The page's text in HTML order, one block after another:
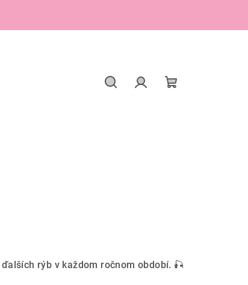
rýb v každom ročnom období. 🎣